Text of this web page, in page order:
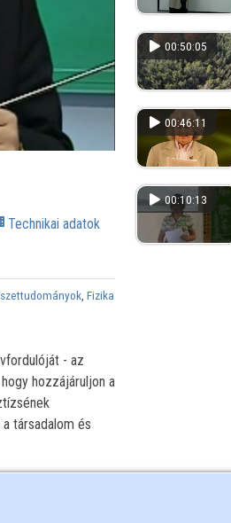
Technikai adatok
,Fizika
- az
hozzájáruljon a
társadalom és
00:50:05
00:46:11
00:10:13